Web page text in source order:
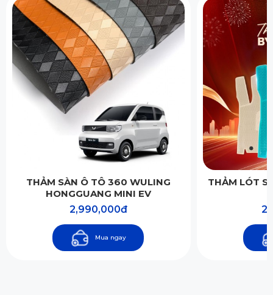
THẢM SÀN Ô TÔ 360 WULING
HONGGUANG MINI EV
2,990,000đ
Mua ngay
THẢM LÓT